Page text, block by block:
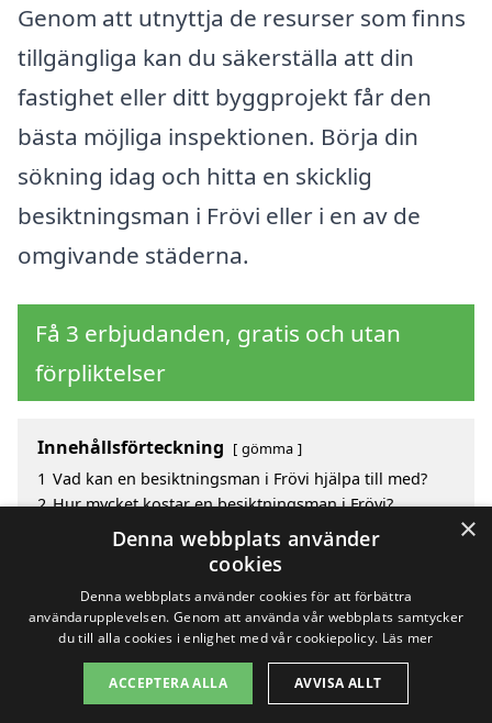
Genom att utnyttja de resurser som finns
tillgängliga kan du säkerställa att din
fastighet eller ditt byggprojekt får den
bästa möjliga inspektionen. Börja din
sökning idag och hitta en skicklig
besiktningsman i Frövi eller i en av de
omgivande städerna.
Få 3 erbjudanden, gratis och utan
förpliktelser
Innehållsförteckning gömma
1 Vad kan en besiktningsman i Frövi hjälpa till med?
2 Hur mycket kostar en besiktningsman i Frövi?
Fördelar med att välja besiktningsman i Frövi
Sök efter en skicklig besiktningsman i de omgivande
Copyright 2026 - Pilanto Aps
×
Denna webbplats använder
cookies
Denna webbplats använder cookies för att förbättra
användarupplevelsen. Genom att använda vår webbplats samtycker
du till alla cookies i enlighet med vår cookiepolicy. Läs mer
ACCEPTERA ALLA AVVISA ALLT